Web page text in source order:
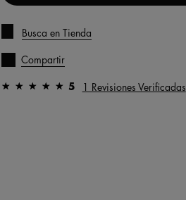
Busca en Tienda
Compartir
5 1 Revisiones Verificadas